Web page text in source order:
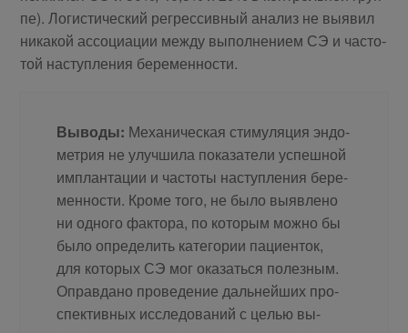
пе). Ло­ги­сти­че­ский ре­грес­сив­ный ана­лиз не вы­явил
ни­ка­кой ас­со­ци­а­ции меж­ду вы­пол­не­ни­ем СЭ и ча­сто­
той на­ступ­ле­ния бе­ре­мен­ности.
Вы­во­ды: Ме­ха­ни­че­ская сти­му­ля­ция эн­до­
мет­рия не улуч­ши­ла по­ка­за­те­ли успеш­ной
им­план­та­ции и ча­сто­ты на­ступ­ле­ния бе­ре­
мен­но­сти. Кро­ме то­го, не бы­ло вы­яв­ле­но
ни од­но­го фак­то­ра, по ко­то­рым мож­но бы
бы­ло опре­де­лить ка­те­го­рии па­ци­ен­ток,
для ко­то­рых СЭ мог ока­зать­ся по­лез­ным.
Оправ­да­но про­ве­де­ние даль­ней­ших про­
спек­тив­ных ис­сле­до­ва­ний с це­лью вы­